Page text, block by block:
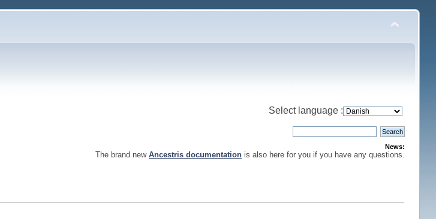
Select language :
News:
The brand newAncestris documentation is also here for you if you have any questions.